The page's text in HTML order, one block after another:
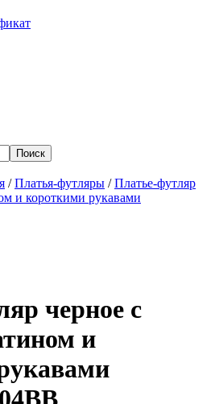
/Платья-футляры /Платье-футляр
и короткими рукавами
черное с
и